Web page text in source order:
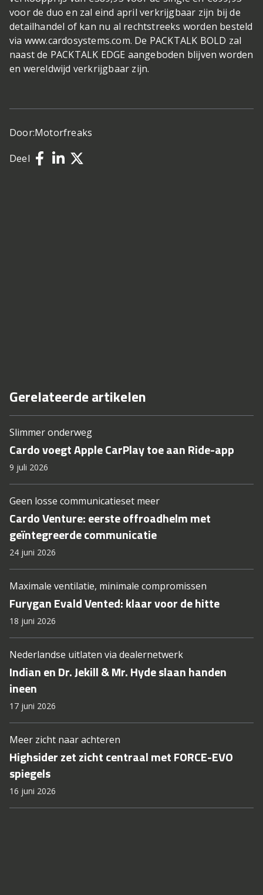
voor de duo en zal eind april verkrijgbaar zijn bij de
detailhandel of kan nu al rechtstreeks worden besteld
via www.cardosystems.com. De PACKTALK BOLD zal
naast de PACKTALK EDGE aangeboden blijven worden
en wereldwijd verkrijgbaar zijn.
Door:Motorfreaks
Deel
Gerelateerde artikelen
Slimmer onderweg
Cardo voegt Apple CarPlay toe aan Ride-app
9 juli 2026
Geen losse communicatieset meer
Cardo Venture: eerste offroadhelm met
geïntegreerde communicatie
24 juni 2026
Maximale ventilatie, minimale compromissen
Furygan Evald Vented: klaar voor de hitte
18 juni 2026
Nederlandse uitlaten via dealernetwerk
Indian en Dr. Jekill & Mr. Hyde slaan handen
ineen
17 juni 2026
Meer zicht naar achteren
Highsider zet zicht centraal met FORCE-EVO
spiegels
16 juni 2026